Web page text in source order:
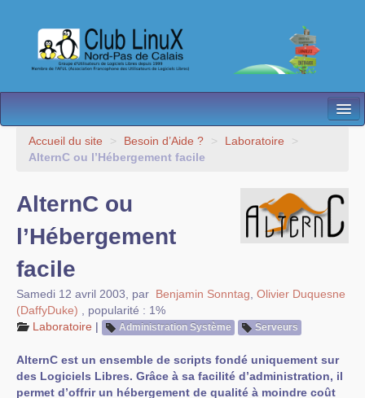
L’Association
Besoin d’Aide ?
Contact
Les antennes
Espace membres
Accueil du site > Besoin d’Aide ? > Laboratoire
>
AlternC ou l’Hébergement facile
AlternC ou
l’Hébergement
facile
Samedi 12 avril 2003 par Benjamin Sonntag Olivier Duquesne
(DaffyDuke)
popularité : 1%
Laboratoire | Administration Système Serveurs
AlternC est un ensemble de scripts fondé uniquement sur
des Logiciels Libres. Grâce à sa facilité d’administration, il
permet d’offrir un hébergement de qualité à moindre coût